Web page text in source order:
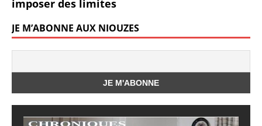
imposer des limites
JE M’ABONNE AUX NIOUZES